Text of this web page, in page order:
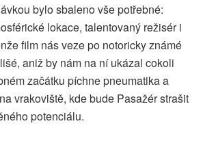
bylo sbaleno vše potřebné:
lokace, talentovaný režisér i
film nás veze po notoricky známé
aniž by nám na ní ukázal cokoli
začátku píchne pneumatika a
vrakoviště, kde bude Pasažér strašit
potenciálu.